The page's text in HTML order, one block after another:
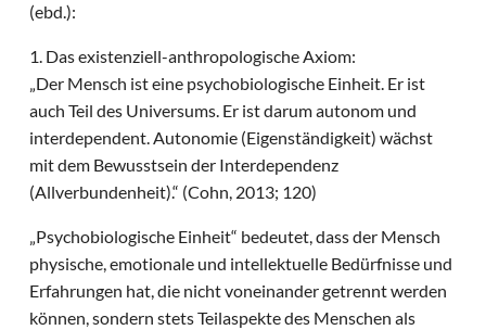
(ebd.):
1. Das existenziell-anthropologische Axiom:
„Der Mensch ist eine psychobiologische Einheit. Er ist
auch Teil des Universums. Er ist darum autonom und
interdependent. Autonomie (Eigenständigkeit) wächst
mit dem Bewusstsein der Interdependenz
(Allverbundenheit).“ (Cohn, 2013; 120)
„Psychobiologische Einheit“ bedeutet, dass der Mensch
physische, emotionale und intellektuelle Bedürfnisse und
Erfahrungen hat, die nicht voneinander getrennt werden
können, sondern stets Teilaspekte des Menschen als